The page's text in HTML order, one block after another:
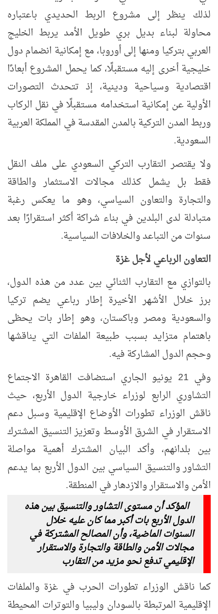
لذلك ينظر إلى مشروع الربط الحديدي باعتباره
محاولة لبناء بديل بري طويل الأمد يربط الخليج
العربي بتركيا ومنها إلى أوروبا، مع إمكانية انضمام دول
خليجية أخرى إليه مستقبلًا، كما يحمل المشروع أبعادًا
اقتصادية وسياحية ودينية، إذ تتحدث التصورات
الأولية عن إمكانية استخدامه مستقبلًا في نقل الركاب
وربط المدن التركية بالمدن المقدسة في المملكة العربية
السعودية.
ولا يقتصر التقارب التركي السعودي على ملف النقل
فقط بل يشمل كذلك مجالات الاستثمار والطاقة
والتجارة والتعاون السياسي، وهو ما يعكس رغبة
متبادلة لدى البلدين في بناء شراكة أكثر استقرارًا بعد
سنوات من التباعد والخلافات السياسية.
التعاون الرباعي لأجل غزة
بالتوازي مع التقارب الثنائي بين عدد من هذه الدول،
برز خلال الأشهر الأخيرة إطار رباعي يضم تركيا
والسعودية ومصر وباكستان، وهو إطار بات يحظى
باهتمام متزايد بسبب طبيعة الملفات التي يناقشها
وحجم الدول المشاركة فيه.
وفي 21 يونيو الجاري استضافت القاهرة الاجتماع
التشاوري الرابع لوزراء خارجية الدول الأربع، حيث
ناقش الوزراء تطورات الأوضاع الإقليمية وسبل دعم
الاستقرار في الشرق الأوسط وتعزيز التنسيق المشترك
بين بلدانهم، وأكد البيان المشترك أهمية مواصلة
التشاور والتنسيق السياسي بين الدول الأربع بما يدعم
الأمن والاستقرار والازدهار في المنطقة.
المؤكد أن مستوى التشاور والتنسيق بين هذه
الدول الأربع بات أكبر مما كان عليه خلال
السنوات الماضية، وأن المصالح المشتركة في
مجالات الأمن والطاقة والتجارة والاستقرار
الإقليمي تدفع نحو مزيد من التقارب
كما ناقش الوزراء تطورات الحرب في غزة والملفات
الإقليمية المرتبطة بالسودان وليبيا والتوترات المحيطة